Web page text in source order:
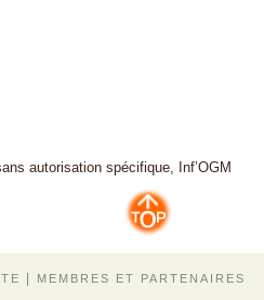
autorisation spécifique, Inf’OGM
| MEMBRES ET PARTENAIRES